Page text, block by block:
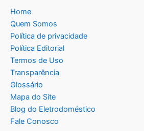
Home
Quem Somos
Política de privacidade
Política Editorial
Termos de Uso
Transparência
Glossário
Mapa do Site
Blog do Eletrodoméstico
Fale Conosco